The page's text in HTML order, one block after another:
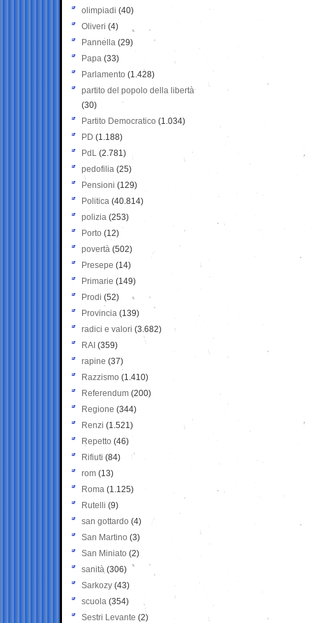
olimpiadi (40)
Oliveri (4)
Pannella (29)
Papa (33)
Parlamento (1.428)
partito del popolo della libertà
(30)
Partito Democratico (1.034)
PD (1.188)
PdL (2.781)
pedofilia (25)
Pensioni (129)
Politica (40.814)
polizia (253)
Porto (12)
povertà (502)
Presepe (14)
Primarie (149)
Prodi (52)
Provincia (139)
radici e valori (3.682)
RAI (359)
rapine (37)
Razzismo (1.410)
Referendum (200)
Regione (344)
Renzi (1.521)
Repetto (46)
Rifiuti (84)
rom (13)
Roma (1.125)
Rutelli (9)
san gottardo (4)
San Martino (3)
San Miniato (2)
sanità (306)
Sarkozy (43)
scuola (354)
Sestri Levante (2)